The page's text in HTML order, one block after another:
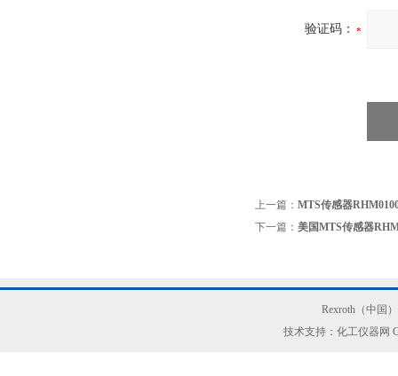
验证码：
上一篇： MTS传感器
下一篇： 美国MTS传感器
Rexroth（中国
技术支持：化工仪器网